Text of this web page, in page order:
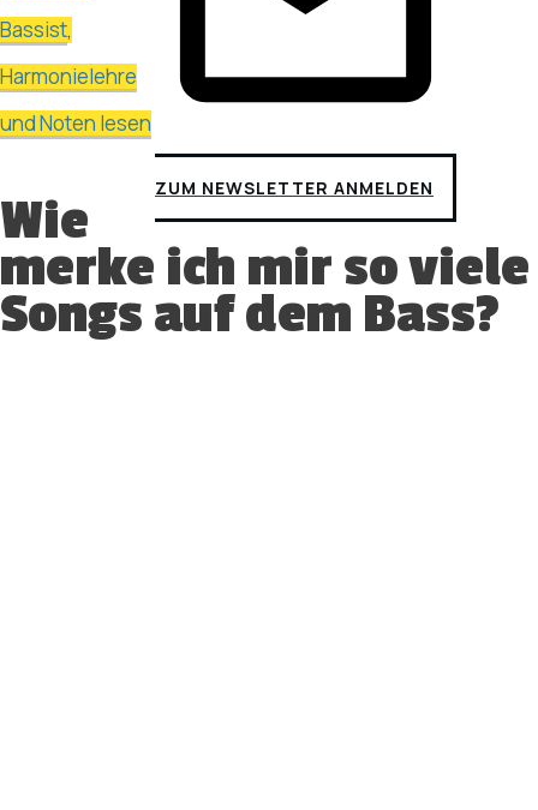
ZUM NEWSLETTER ANMELDEN
Bassist,
Harmonielehre
und Noten lesen
Wie
merke ich mir so viele
Songs auf dem Bass?